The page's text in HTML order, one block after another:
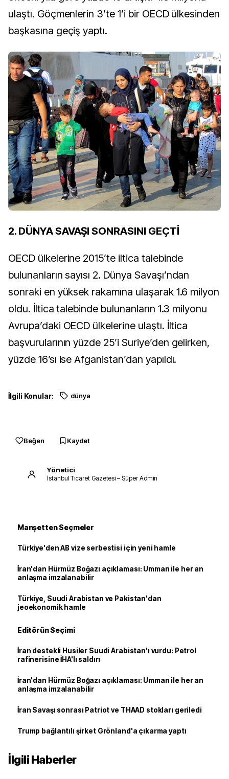
ulaştı. Göçmenlerin 3’te 1’i bir OECD ülkesinden
başkasına geçiş yaptı.
2. DÜNYA SAVAŞI SONRASINI GEÇTİ
OECD ülkelerine 2015’te iltica talebinde
bulunanların sayısı 2. Dünya Savaşı’ndan
sonraki en yüksek rakamına ulaşarak 1.6 milyon
oldu. İltica talebinde bulunanların 1.3 milyonu
Avrupa’daki OECD ülkelerine ulaştı. İltica
başvurularının yüzde 25’i Suriye’den gelirken,
yüzde 16’sı ise Afganistan’dan yapıldı.
İlgili Konular: dünya
Beğen Kaydet
Yönetici
İstanbul Ticaret Gazetesi – Süper Admin
Manşetten Seçmeler
Türkiye'den AB vize serbestisi için yeni hamle
İran'dan Hürmüz Boğazı açıklaması: Umman ile her an
anlaşma imzalanabilir
Türkiye, Suudi Arabistan ve Pakistan'dan
jeoekonomik hamle
Editörün Seçimi
İran destekli Husiler Suudi Arabistan'ı vurdu: Petrol
rafinerisine İHA'lı saldırı
İran'dan Hürmüz Boğazı açıklaması: Umman ile her an
anlaşma imzalanabilir
İran Savaşı sonrası Patriot ve THAAD stokları geriledi
Trump bağlantılı şirket Grönland'a çıkarma yaptı
İlgili Haberler